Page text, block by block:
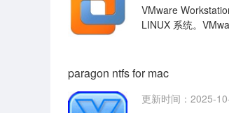
VMware
LINUX 系统。
paragon ntfs for mac
更新时间：2025-